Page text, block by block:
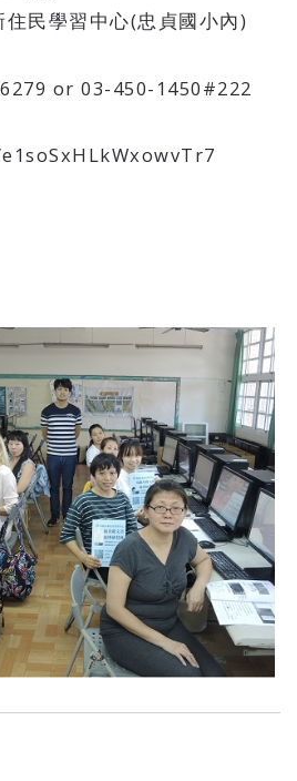
住民學習中心(忠貞國小內)
or 03-450-1450#222